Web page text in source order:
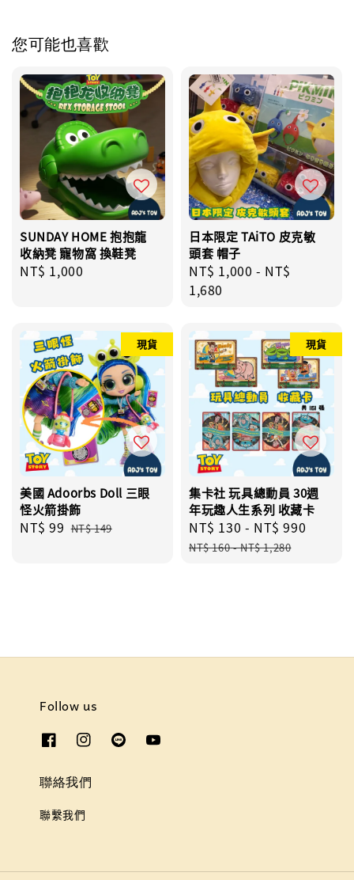
您可能也喜歡
SUNDAY HOME 抱抱龍
收納凳 寵物窩 換鞋凳
Regular
NT$ 1,000
日本限定 TAiTO 皮克敏
頭套 帽子
Regular
price
NT$ 1,000 - NT$
1,680
現貨
美國 Adoorbs Doll 三眼
怪火箭掛飾
Sale
NT$ 99 Regular
NT$ 149
現貨
集卡社 玩具總動員 30週
年玩趣人生系列 收藏卡
Sale
price
NT$ 130 - NT$ 990
NT$ 160-NT$ 1,280
Follow us
聯絡我們
聯繫我們